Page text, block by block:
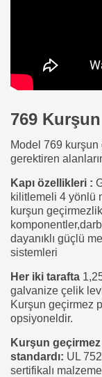
769
Model 769
gerektiren
Kapı özellikleri :
kilitlemeli 4 yönlü
kurşun
dayanıklı güçlü
sistemleri
Her iki tarafta
galvanize çelik
Kurşun geçirmez
opsiyoneldir.
Kurşun geçirmez
standardı: UL
sertifikalı